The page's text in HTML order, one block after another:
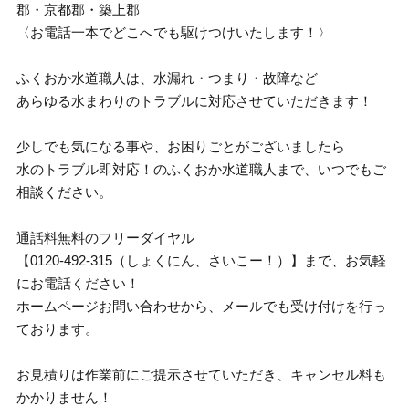
郡・京都郡・築上郡
〈お電話一本でどこへでも駆けつけいたします！〉
ふくおか水道職人は、水漏れ・つまり・故障など
あらゆる水まわりのトラブルに対応させていただきます！
少しでも気になる事や、お困りごとがございましたら
水のトラブル即対応！のふくおか水道職人まで、いつでもご
相談ください。
通話料無料のフリーダイヤル
【0120-492-315（しょくにん、さいこー！）】まで、お気軽
にお電話ください！
ホームページお問い合わせから、メールでも受け付けを行っ
ております。
お見積りは作業前にご提示させていただき、キャンセル料も
かかりません！